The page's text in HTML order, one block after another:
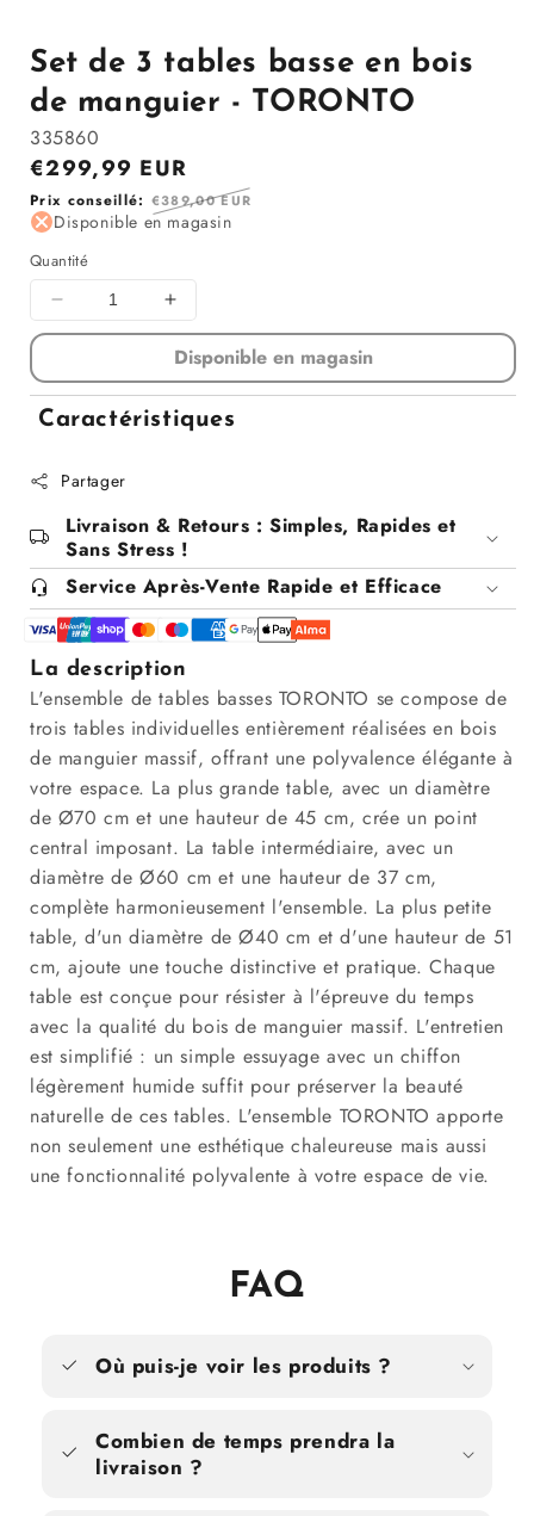
Set de 3 tables basse en bois
de manguier - TORONTO
335860
Prix
en
solde
€299,99 EUR
Prix
régulier
Prix conseillé: €389,00 EUR
Disponible en magasin
Quantité
Diminuer
la
pour
Set
de
tables
en
bois
de
manguier
-
TORONTO
Augmenter
la
quantité
pour
Set
de
en
bois
de
manguier
-
TORONTO
Disponible en magasin
Caractéristiques
Partager
Livraison & Retours : Simples, Rapides et
Sans Stress !
Service Après-Vente Rapide et Efficace
La description
L'ensemble de tables basses TORONTO se compose de
trois tables individuelles entièrement réalisées en bois
de manguier massif, offrant une polyvalence élégante à
votre espace. La plus grande table, avec un diamètre
de Ø70 cm et une hauteur de 45 cm, crée un point
central imposant. La table intermédiaire, avec un
diamètre de Ø60 cm et une hauteur de 37 cm,
complète harmonieusement l'ensemble. La plus petite
table, d'un diamètre de Ø40 cm et d'une hauteur de 51
cm, ajoute une touche distinctive et pratique. Chaque
table est conçue pour résister à l'épreuve du temps
avec la qualité du bois de manguier massif. L'entretien
est simplifié : un simple essuyage avec un chiffon
légèrement humide suffit pour préserver la beauté
naturelle de ces tables. L'ensemble TORONTO apporte
non seulement une esthétique chaleureuse mais aussi
une fonctionnalité polyvalente à votre espace de vie.
FAQ
Où puis-je voir les produits ?
Combien de temps prendra la
livraison ?